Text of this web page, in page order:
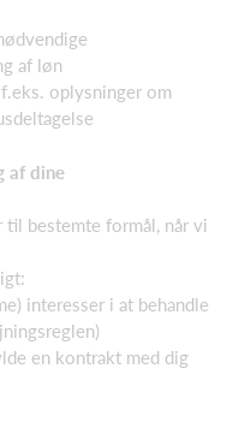
af løn
oplysninger om
af dine
bestemte formål, når vi
interesser i at behandle
en kontrakt med dig